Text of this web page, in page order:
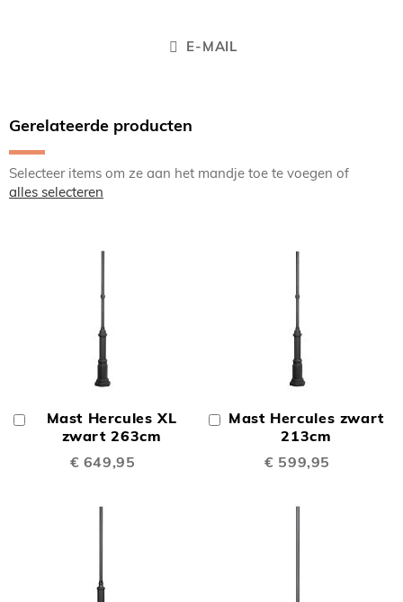
E-MAIL
Gerelateerde producten
Selecteer items om ze aan het mandje toe te voegen of
alles selecteren
Mast Hercules XL
zwart 263cm
€ 649,95
Winkelwagen
Mast Hercules zwart
213cm
€ 599,95
In
Winkelwagen